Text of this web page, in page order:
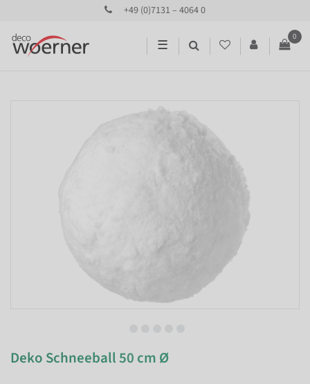
+49 (0)7131 – 4064 0
☰
0
Deko Schneeball 50 cm Ø